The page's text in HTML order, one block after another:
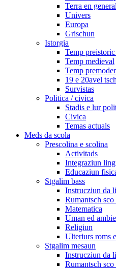
Terra en general
Univers
Europa
Grischun
Istorgia
Temp
Temp medieval
Temp
19 e 20avel
Survistas
Politica / civica
Stadis e lur
Civica
Temas actuals
Meds da scola
Prescolina e scolina
Activitads
Integraziun
Educaziun
Stgalim bass
Instrucziun da
Rumantsch
Matematica
Uman ed
Religiun
Ulteriurs roms
Stgalim mesaun
Instrucziun da
Rumantsch